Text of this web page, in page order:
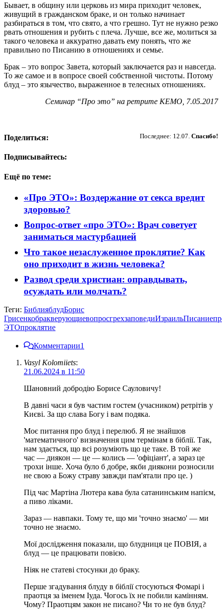
Бывает, в общину или церковь из мира приходит человек,
живущий в гражданском браке, и он только начинает
разбираться в том, что свято, а что грешно. Тут не нужно резко
рвать отношения и рубить с плеча. Лучше, все же, молиться за
такого человека и аккуратно давать ему понять, что же
правильно по Писанию в отношениях и семье.
Брак – это вопрос Завета, который заключается раз и навсегда.
То же самое и в вопросе своей собственной чистоты. Потому
блуд – это язычество, выраженное в телесных отношениях.
Семинар “Про это” на ретрите КЕМО, 7.05.2017
Последнее: 12.07. Спасибо!
Поделиться:
Подписывайтесь:
Ещё по теме:
«Про ЭТО»: Воздержание от секса вредит
здоровью?
Вопрос-ответ «про ЭТО»: Врач советует
заниматься мастурбацией
Что такое незаслуженное проклятие? Как
оно приходит в жизнь человека?
Развод среди христиан: оправдывать,
осуждать или молчать?
Теги: БиблияблудБорис
ГрисенкобракверующиевопросгрехзаповедиИзраильПисание
ЭТОпроклятие
Комментарии1
Vasyl Kolomiiets:
21.06.2024 в 11:50
Шановний добродію Борисе Сауловичу!
В давні часи я був частим гостем (учасником) ретрітів у
Києві. За що слава Богу і вам подяка.
Моє питання про блуд і перелюб. Я не знайшов
'математичного' визначення цим термінам в біблії. Так,
нам здається, що всі розуміють що це таке. В той же
час — диякон — це — колись — 'офіціант', а зараз це
трохи інше. Хоча було б добре, якби диякони розносили
не свою а Божу страву завжди пам'ятали про це. )
Під час Мартіна Лютера кава була сатанинським напієм,
а пиво ліками.
Зараз — навпаки. Тому те, що ми 'точно знаємо' — ми
точно не знаємо.
Мої дослідження показали, що блудниця це ПОВІЯ, а
блуд — це працювати повією.
Ніяк не статеві стосунки до браку.
Перше згадування блуду в біблії стосуються Фомарі і
праотця за іменем Іуда. Чогось їх не побили камінням.
Чому? Праотцям закон не писано? Чи то не був блуд?